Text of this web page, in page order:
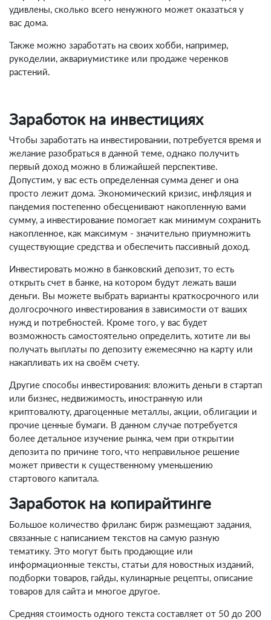
удивлены, сколько всего ненужного может оказаться у
вас дома.
Также можно заработать на своих хобби, например,
рукоделии, аквариумистике или продаже черенков
растений.
Заработок на инвестициях
Чтобы заработать на инвестировании, потребуется время и
желание разобраться в данной теме, однако получить
первый доход можно в ближайшей перспективе.
Допустим, у вас есть определенная сумма денег и она
просто лежит дома. Экономический кризис, инфляция и
пандемия постепенно обесценивают накопленную вами
сумму, а инвестирование помогает как минимум сохранить
накопленное, как максимум - значительно приумножить
существующие средства и обеспечить пассивный доход.
Инвестировать можно в банковский депозит, то есть
открыть счет в банке, на котором будут лежать ваши
деньги. Вы можете выбрать варианты краткосрочного или
долгосрочного инвестирования в зависимости от ваших
нужд и потребностей. Кроме того, у вас будет
возможность самостоятельно определить, хотите ли вы
получать выплаты по депозиту ежемесячно на карту или
накапливать их на своём счету.
Другие способы инвестирования: вложить деньги в стартап
или бизнес, недвижимость, иностранную или
криптовалюту, драгоценные металлы, акции, облигации и
прочие ценные бумаги. В данном случае потребуется
более детальное изучение рынка, чем при открытии
депозита по причине того, что неправильное решение
может привести к существенному уменьшению
стартового капитала.
Заработок на копирайтинге
Большое количество фриланс бирж размещают задания,
связанные с написанием текстов на самую разную
тематику. Это могут быть продающие или
информационные тексты, статьи для новостных изданий,
подборки товаров, гайды, кулинарные рецепты, описание
товаров для сайта и многое другое.
Средняя стоимость одного текста составляет от 50 до 200